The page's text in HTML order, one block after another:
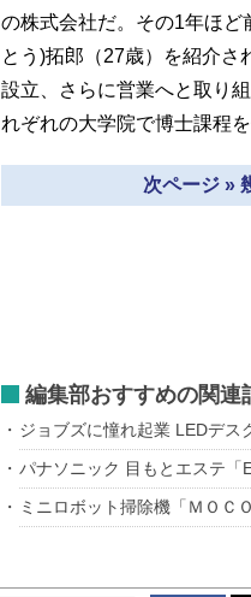
の株式会社だ。その1年ほど
とう)拓郎（27歳）を紹介さ
設立、さらに営業へと取り
れぞれの大学院で博士課程を
次ページ »
編集部おすすめの関連
ジョブズに憧れ起業 LEDデス
パナソニック 目もとエステ「
ミニロボット掃除機「ＭＯＣ